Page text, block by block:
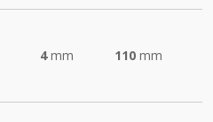
4mm 110 mm